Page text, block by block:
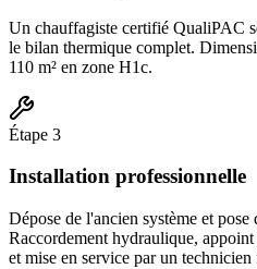
Un chauffagiste certifié QualiPAC
le bilan thermique complet.
110 m² en zone H1c.
Étape 3
Installation professionnelle
Dépose de l'ancien système et
Raccordement hydraulique,
et mise en service par un